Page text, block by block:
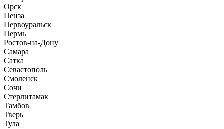
Орск
Пенза
Первоуральск
Пермь
Ростов-на-Дону
Самара
Сатка
Севастополь
Смоленск
Сочи
Стерлитамак
Тамбов
Тверь
Тула